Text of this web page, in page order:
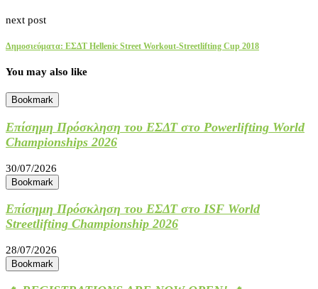
next post
Δημοσιεύματα: ΕΣΔΤ Hellenic Street Workout-Streetlifting Cup 2018
You may also like
Bookmark
Επίσημη Πρόσκληση του ΕΣΔΤ στο Powerlifting World
Championships 2026
30/07/2026
Bookmark
Επίσημη Πρόσκληση του ΕΣΔΤ στο ISF World
Streetlifting Championship 2026
28/07/2026
Bookmark